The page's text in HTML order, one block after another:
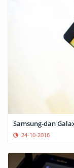
24-10-2016